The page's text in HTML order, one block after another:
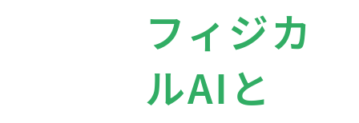
フィジカ
ルAIと